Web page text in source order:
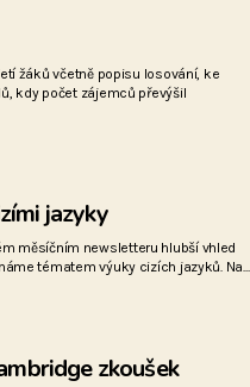
žáků včetně popisu losování, ke
kdy počet zájemců převýšil
jazyky
měsíčním newsletteru hlubší vhled
tématem výuky cizích jazyků. Na...
zkoušek